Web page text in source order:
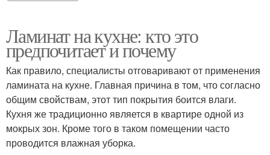
Ламинат на кухне: кто это
предпочитает и почему
Как правило, специалисты отговаривают от применения
ламината на кухне. Главная причина в том, что согласно
общим свойствам, этот тип покрытия боится влаги.
Кухня же традиционно является в квартире одной из
мокрых зон. Кроме того в таком помещении часто
проводится влажная уборка.